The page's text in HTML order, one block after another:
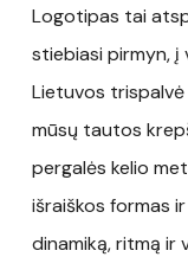
Logotipas tai
stiebiasi pirmyn, į
Lietuvos
mūsų tautos
pergalės kelio
išraiškos formas
dinamiką, ritmą ir